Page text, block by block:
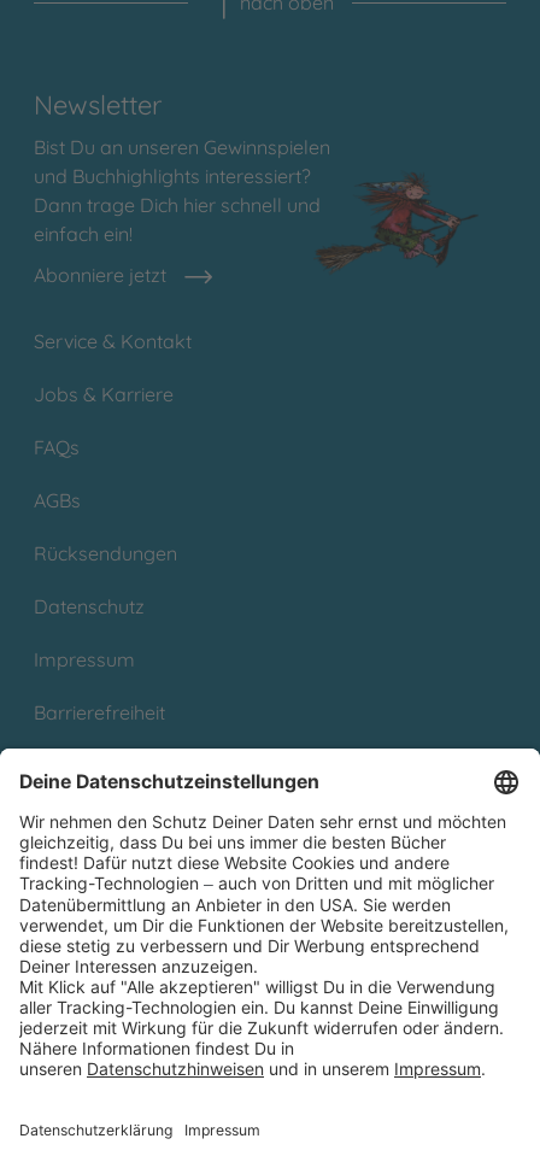
Newsletter
Bist Du an unseren Gewinnspielen
und Buchhighlights interessiert?
Dann trage Dich hier schnell und
einfach ein!
Abonniere jetzt
Service & Kontakt
Jobs & Karriere
FAQs
AGBs
Rücksendungen
Datenschutz
Impressum
Barrierefreiheit
Partnerprogramm (Affiliate)
Folge uns auf
* Versandkostenfrei ab 9,00 € Bestellwert innerhalb
Deutschlands
** Lieferzeit 1-3 Werktage innerhalb Deutschlands
Thienemann-Esslinger Verlag GmbH, Blumenstraße 36, D-70182